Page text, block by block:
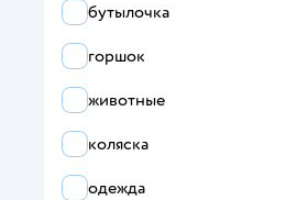
бутылочка
горшок
животные
коляска
одежда